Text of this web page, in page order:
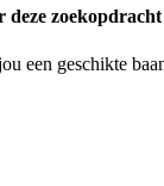
deze zoekopdracht
een geschikte